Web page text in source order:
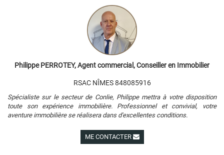
Philippe PERROTEY, Agent commercial, Conseiller en Immobilier
RSAC NÎMES 848085916
Spécialiste sur le secteur de Conlie, Philippe mettra à votre disposition
toute son expérience immobilière. Professionnel et convivial, votre
aventure immobilière se réalisera dans d'excellentes conditions.
ME CONTACTER